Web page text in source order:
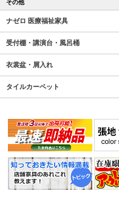
その他
ナゼロ 医療福祉家具
受付棚・講演台・風呂桶
衣裳盆・屑入れ
タイルカーペット